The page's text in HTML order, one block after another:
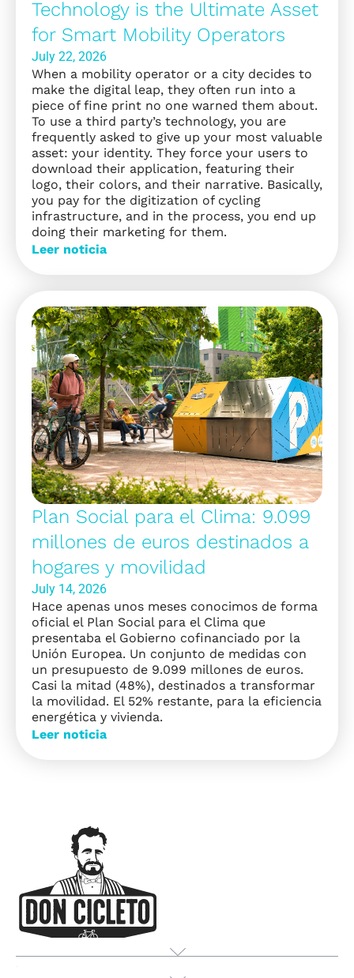
Technology is the Ultimate Asset
for Smart Mobility Operators
July 22, 2026
When a mobility operator or a city decides to
make the digital leap, they often run into a
piece of fine print no one warned them about.
To use a third party’s technology, you are
frequently asked to give up your most valuable
asset: your identity. They force your users to
download their application, featuring their
logo, their colors, and their narrative. Basically,
you pay for the digitization of cycling
infrastructure, and in the process, you end up
doing their marketing for them.
Leer noticia
Plan Social para el Clima: 9.099
millones de euros destinados a
hogares y movilidad
July 14, 2026
Hace apenas unos meses conocimos de forma
oficial el Plan Social para el Clima que
presentaba el Gobierno cofinanciado por la
Unión Europea. Un conjunto de medidas con
un presupuesto de 9.099 millones de euros.
Casi la mitad (48%), destinados a transformar
la movilidad. El 52% restante, para la eficiencia
energética y vivienda.
Leer noticia
Προϊόν